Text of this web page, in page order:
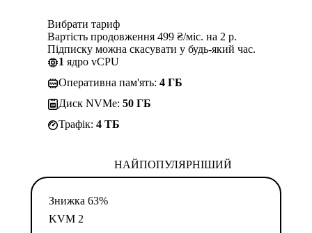
Вибрати тариф
Вартість продовження 499 ₴/міс. на 2 р.
Підписку можна скасувати у будь-який час.
1 ядро vCPU
Оперативна пам'ять: 4 ГБ
Диск NVMe: 50 ГБ
Трафік: 4 TБ
НАЙПОПУЛЯРНІШИЙ
Знижка 63%
KVM 2